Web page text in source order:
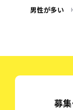
男性が多い
募集